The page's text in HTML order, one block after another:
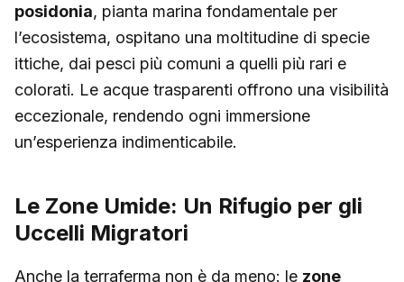
posidonia, pianta marina fondamentale per
l’ecosistema, ospitano una moltitudine di specie
ittiche, dai pesci più comuni a quelli più rari e
colorati. Le acque trasparenti offrono una visibilità
eccezionale, rendendo ogni immersione
un’esperienza indimenticabile.
Le Zone Umide: Un Rifugio per gli
Uccelli Migratori
Anche la terraferma non è da meno: le zone